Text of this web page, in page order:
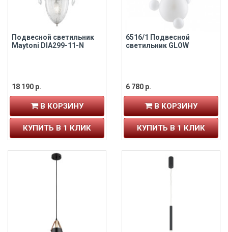
Подвесной светильник
Maytoni DIA299-11-N
18 190 р.
В КОРЗИНУ
КУПИТЬ В 1 КЛИК
6516/1 Подвесной
светильник GLOW
6 780 р.
В КОРЗИНУ
КУПИТЬ В 1 КЛИК